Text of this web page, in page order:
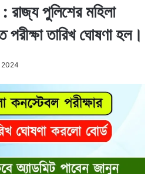
পুলিশের মহিলা
পরীক্ষা তারিখ ঘোষণা হল।